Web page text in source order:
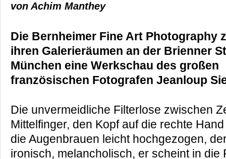
von Achim Manthey
Die Bernheimer Fine Art Photography
ihren Galerieräumen an der Brienner
München eine Werkschau des großen
französischen Fotografen Jeanloup
Die unvermeidliche Filterlose zwischen
Mittelfinger, den Kopf auf die rechte
die Augenbrauen leicht hochgezogen,
ironisch, melancholisch, er scheint in die